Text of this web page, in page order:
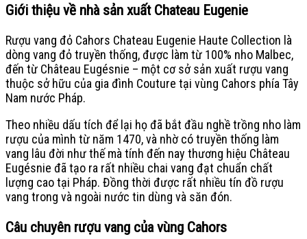
Giới thiệu về nhà sản xuất Chateau Eugenie
Rượu vang đỏ Cahors Chateau Eugenie Haute Collection là
dòng vang đỏ truyền thống, được làm từ 100% nho Malbec,
đến từ Château Eugésnie – một cơ sở sản xuất rượu vang
thuộc sở hữu của gia đình Couture tại vùng Cahors phía Tây
Nam nước Pháp.
Theo nhiều dấu tích để lại họ đã bắt đầu nghề trồng nho làm
rượu của mình từ năm 1470, và nhờ có truyền thống làm
vang lâu đời như thế mà tính đến nay thương hiệu Château
Eugésnie đã tạo ra rất nhiều chai vang đạt chuẩn chất
lượng cao tại Pháp. Đồng thời được rất nhiều tín đồ rượu
vang trong và ngoài nước tin dùng và săn đón.
Câu chuyên rượu vang của vùng Cahors